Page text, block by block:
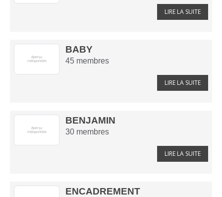
LIRE LA SUITE
BABY
45 membres
LIRE LA SUITE
BENJAMIN
30 membres
LIRE LA SUITE
ENCADREMENT